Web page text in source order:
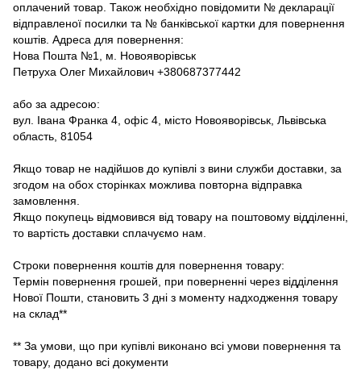
оплачений товар. Також необхідно повідомити № декларації
відправленої посилки та № банківської картки для повернення
коштів. Адреса для повернення:
Нова Пошта №1, м. Новояворівськ
Петруха Олег Михайлович +380687377442
або за адресою:
вул. Івана Франка 4, офіс 4, місто Новояворівськ, Львівська
область, 81054
Якщо товар не надійшов до купівлі з вини служби доставки, за
згодом на обох сторінках можлива повторна відправка
замовлення.
Якщо покупець відмовився від товару на поштовому відділенні,
то вартість доставки сплачуємо нам.
Строки повернення коштів для повернення товару:
Термін повернення грошей, при поверненні через відділення
Нової Пошти, становить 3 дні з моменту надходження товару
на склад**
** За умови, що при купівлі виконано всі умови повернення та
товару, додано всі документи